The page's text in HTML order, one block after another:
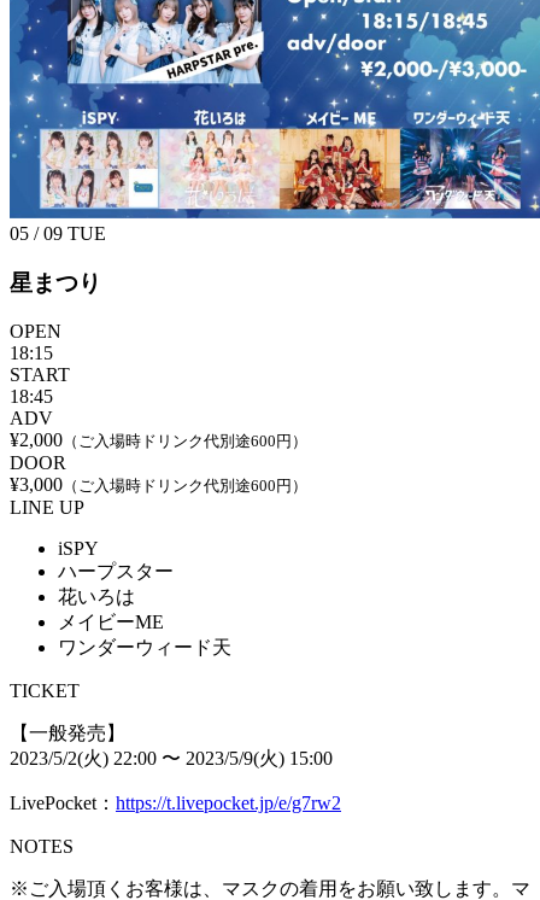
05 / 09 TUE
星まつり
OPEN
18:15
START
18:45
ADV
¥2,000 （ご入場時ドリンク代別途600円）
DOOR
¥3,000 （ご入場時ドリンク代別途600円）
LINE UP
iSPY
ハープスター
花いろは
メイビーME
ワンダーウィード天
TICKET
【一般発売】
2023/5/2(火) 22:00 〜 2023/5/9(火) 15:00
LivePocket： https://t.livepocket.jp/e/g7rw2
NOTES
※ご入場頂くお客様は、マスクの着用をお願い致します。マ